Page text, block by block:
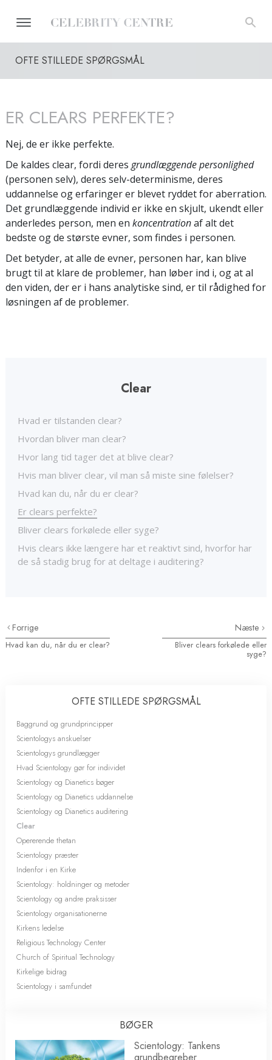
OFTE STILLEDE SPØRGSMÅL
ER CLEARS PERFEKTE?
Nej, de er ikke perfekte.
De kaldes clear, fordi deres grundlæggende personlighed
(personen selv), deres selv-determinisme, deres
uddannelse og erfaringer er blevet ryddet for aberration.
Det grundlæggende individ er ikke en skjult, ukendt eller
anderledes person, men en koncentrationaf alt det
bedste og de største evner, som findes i personen.
Det betyder, at alle de evner, personen har, kan blive
brugt til at klare de problemer, han løber ind i, og at al
den viden, der er i hans analytiske sind, er til rådighed for
løsningen af de problemer.
Clear
Hvad er tilstanden clear?
Hvordan bliver man clear?
Hvor lang tid tager det at blive clear?
Hvis man bliver clear, vil man så miste sine følelser?
Hvad kan du, når du er clear?
Er clears perfekte?
Bliver clears forkølede eller syge?
Hvis clears ikke længere har et reaktivt sind, hvorfor har
de så stadig brug for at deltage i auditering?
Forrige
Hvad kan du, når du er clear?
Næste
Bliver clears forkølede eller
syge?
OFTE STILLEDE SPØRGSMÅL
Baggrund og grundprincipper
Scientologys anskuelser
Scientologys grundlægger
Hvad Scientology gør for individet
Scientology og Dianetics bøger
Scientology og Dianetics uddannelse
Scientology og Dianetics auditering
Clear
Opererende thetan
Scientology præster
Indenfor i en Kirke
Scientology: holdninger og metoder
Scientology og andre praksisser
Scientology organisationerne
Kirkens ledelse
Religious Technology Center
Church of Spiritual Technology
Kirkelige bidrag
Scientology i samfundet
BØGER
Scientology: Tankens